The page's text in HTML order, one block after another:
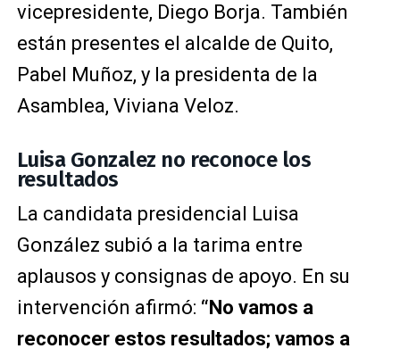
vicepresidente, Diego Borja. También
están presentes el alcalde de Quito,
Pabel Muñoz, y la presidenta de la
Asamblea, Viviana Veloz.
Luisa Gonzalez no reconoce los
resultados
La candidata presidencial Luisa
González subió a la tarima entre
aplausos y consignas de apoyo. En su
intervención afirmó: “No vamos a
reconocer estos resultados; vamos a